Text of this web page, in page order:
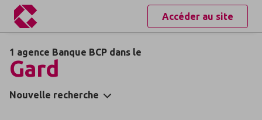
Accéder au site
1 agence Banque BCP dans le
Gard
Nouvelle recherche